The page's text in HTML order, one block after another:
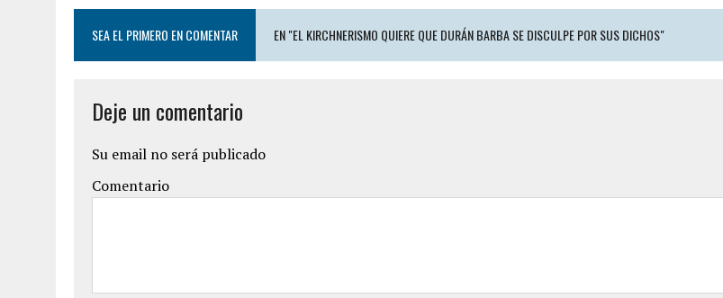
SEA EL PRIMERO EN COMENTAR EN "EL KIRCHNERISMO QUIERE QUE DURÁN BARBA SE DISCULPE POR SUS DICHOS"
Deje un comentario
Su email no será publicado
Comentario